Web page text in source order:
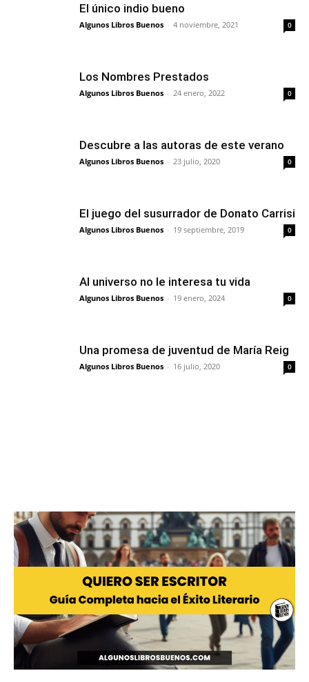
El único indio bueno
Algunos Libros Buenos - 4 noviembre, 2021 0
Los Nombres Prestados
Algunos Libros Buenos - 24 enero, 2022 0
Descubre a las autoras de este verano
Algunos Libros Buenos - 23 julio, 2020 0
El juego del susurrador de Donato Carrisi
Algunos Libros Buenos - 19 septiembre, 2019 0
Al universo no le interesa tu vida
Algunos Libros Buenos - 19 enero, 2024 0
Una promesa de juventud de María Reig
Algunos Libros Buenos - 16 julio, 2020 0